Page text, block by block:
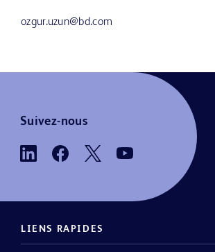
ozgur.uzun@bd.com
Suivez-nous
LIENS RAPIDES